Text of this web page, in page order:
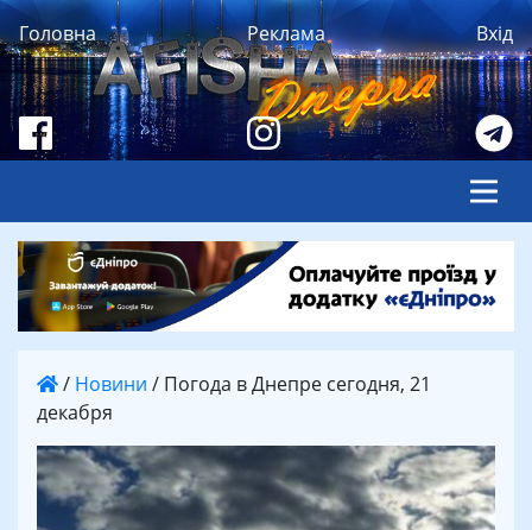
Головна Реклама Вхід
/ Новини / Погода в Днепре сегодня, 21
декабря